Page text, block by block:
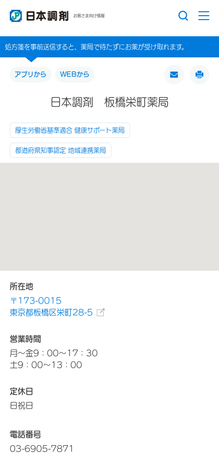
お客さま向け情報
処方箋を事前送信すると、薬局で待たずにお薬が受け取れます。
アプリから WEBから
日本調剤 板橋栄町薬局
厚生労働省基準適合 健康サポート薬局
都道府県知事認定 地域連携薬局
所在地
〒173-0015
東京都板橋区栄町28-5
営業時間
月～金9：00～17：30
土9：00～13：00
定休日
日祝日
電話番号
03-6905-7871